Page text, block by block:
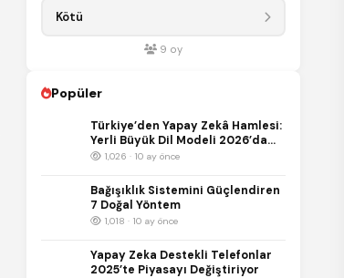
Kötü
9 oy
Popüler
Türkiye’den Yapay Zekâ Hamlesi:
Yerli Büyük Dil Modeli 2026’da
Kullanıma Sunulacak
1,026 · 10 ay önce
Bağışıklık Sistemini Güçlendiren
7 Doğal Yöntem
1,018 · 10 ay önce
Yapay Zeka Destekli Telefonlar
2025’te Piyasayı Değiştiriyor